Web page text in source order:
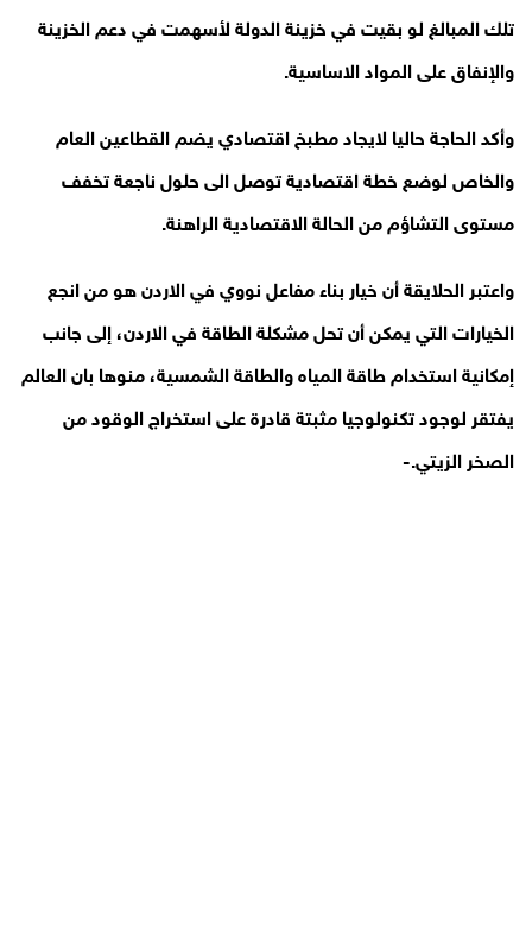
تلك المبالغ لو بقيت في خزينة الدولة لأسهمت في دعم الخزينة
والإنفاق على المواد الاساسية.
وأكد الحاجة حاليا لايجاد مطبخ اقتصادي يضم القطاعين العام
والخاص لوضع خطة اقتصادية توصل الى حلول ناجعة تخفف
مستوى التشاؤم من الحالة الاقتصادية الراهنة.
واعتبر الحلايقة أن خيار بناء مفاعل نووي في الاردن هو من انجع
الخيارات التي يمكن أن تحل مشكلة الطاقة في الاردن، إلى جانب
إمكانية استخدام طاقة المياه والطاقة الشمسية، منوها بان العالم
يفتقر لوجود تكنولوجيا مثبتة قادرة على استخراج الوقود من
الصخر الزيتي.-